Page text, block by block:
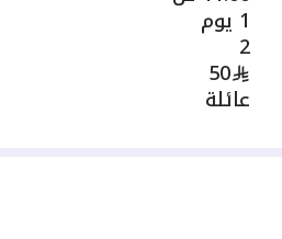
1 يوم
2
50
عائلة